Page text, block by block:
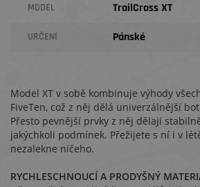
MODEL TrailCross XT
URČENÍ Pánské
Model XT v sobě kombinuje výhody
FiveTen, což z něj dělá univerzálnější
Přesto pevnější prvky z něj dělají
jakýchkoli podmínek. Přežijete s ní i v
nezalekne ničeho.
RYCHLESCHNOUCÍ A PRODYŠNÝ